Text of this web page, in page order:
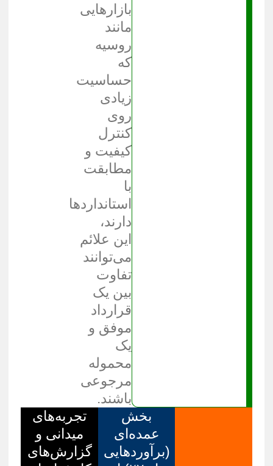
بازارهایی
مانند
روسیه
که
حساسیت
زیادی
روی
کنترل
کیفیت و
مطابقت
با
استانداردها
دارند،
این علائم
می‌توانند
تفاوت
بین یک
قرارداد
موفق و
یک
محموله
مرجوعی
باشند.
بخش
عمده‌ای
(برآوردهایی
تجربه‌های
میدانی و
گزارش‌های